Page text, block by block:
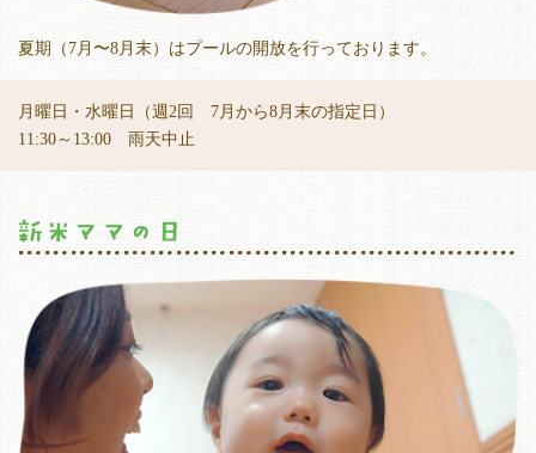
夏期（7月〜8月末）はプールの開放を行っております。
月曜日・水曜日（週2回 7月から8月末の指定日）
11:30～13:00 雨天中止